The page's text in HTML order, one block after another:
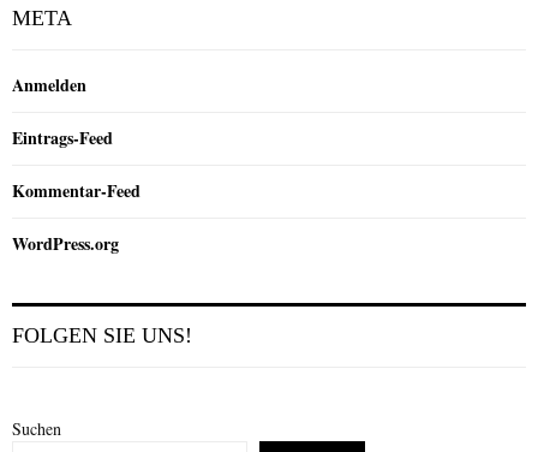
META
Anmelden
Eintrags-Feed
Kommentar-Feed
WordPress.org
FOLGEN SIE UNS!
Suchen